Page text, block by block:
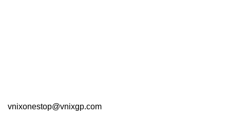
vnixonestop@vnixgp.com